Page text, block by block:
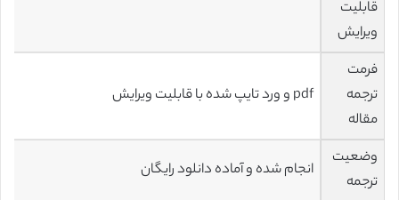
قابلیت
ویرایش
فرمت
ترجمه
مقاله
pdf و ورد تایپ شده با قابلیت ویرایش
وضعیت
ترجمه
انجام شده و آماده دانلود رایگان